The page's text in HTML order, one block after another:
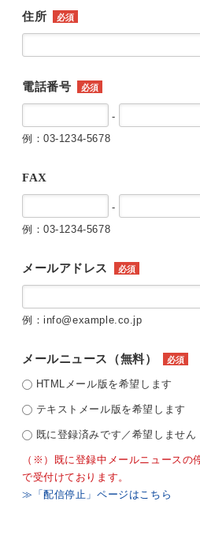
住所 必須
電話番号 必須
-
例：03-1234-5678
FAX
-
例：03-1234-5678
メールアドレス 必須
例：info@example.co.jp
メールニュース（無料） 必須
HTMLメール版を希望します
テキストメール版を希望します
既に登録済みです／希望しません
（※）既に登録中メールニュースの
で受付けております。
≫「配信停止」ページはこちら